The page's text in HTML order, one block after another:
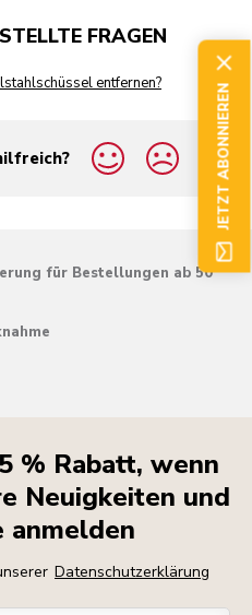
FRAGEN
entfernen?
für Bestellungen ab 50
% Rabatt, wenn
Neuigkeiten und
anmelden
Datenschutzerklärung
JETZT ABONNIEREN